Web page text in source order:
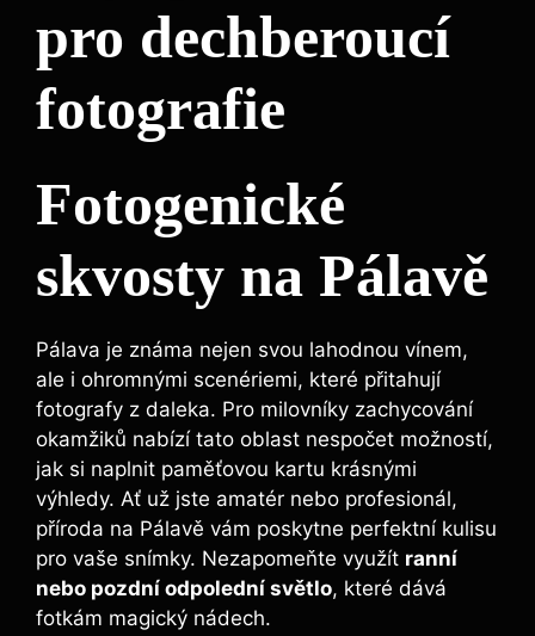
pro dechberoucí
fotografie
Fotogenické
skvosty na Pálavě
Pálava je známa nejen svou lahodnou vínem,
ale i ohromnými scenériemi, které přitahují
fotografy z daleka. Pro milovníky zachycování
okamžiků nabízí tato oblast nespočet možností,
jak si naplnit paměťovou kartu krásnými
výhledy. Ať už jste amatér nebo profesionál,
příroda na Pálavě vám poskytne perfektní kulisu
pro vaše snímky. Nezapomeňte využít ranní
nebo pozdní odpolední světlo, které dává
fotkám magický nádech.